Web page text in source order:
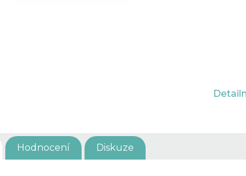
Hodnocení Diskuze